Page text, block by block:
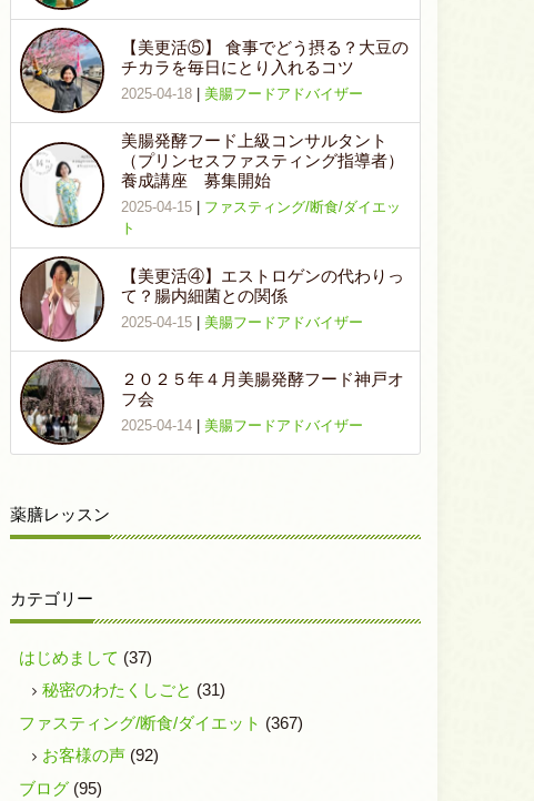
【美更活⑤】 食事でどう摂る？大豆の
チカラを毎日にとり入れるコツ
2025-04-18 |美腸フードアドバイザー
美腸発酵フード上級コンサルタント
（プリンセスファスティング指導者）
養成講座 募集開始
2025-04-15
ファスティング/断食/ダイエッ
ト
【美更活④】エストロゲンの代わりっ
て？腸内細菌との関係
2025-04-15 |美腸フードアドバイザー
２０２５年４月美腸発酵フード神戸オ
フ会
2025-04-14 |美腸フードアドバイザー
薬膳レッスン
カテゴリー
はじめまして (37)
秘密のわたくしごと (31)
ファスティング/断食/ダイエット (367)
お客様の声(92)
ブログ(95)